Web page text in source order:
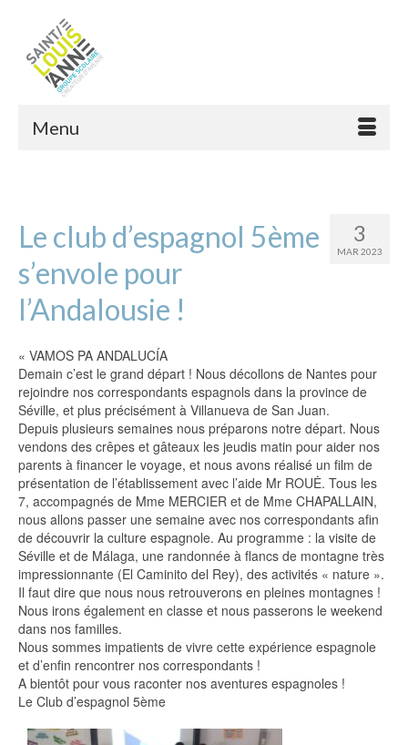
Menu
3
MAR 2023
Le club d’espagnol 5ème
s’envole pour
l’Andalousie !
« VAMOS PA ANDALUCÍA
Demain c’est le grand départ ! Nous décollons de Nantes pour
rejoindre nos correspondants espagnols dans la province de
Séville, et plus précisément à Villanueva de San Juan.
Depuis plusieurs semaines nous préparons notre départ. Nous
vendons des crêpes et gâteaux les jeudis matin pour aider nos
parents à financer le voyage, et nous avons réalisé un film de
présentation de l’établissement avec l’aide Mr ROUĖ. Tous les
7, accompagnés de Mme MERCIER et de Mme CHAPALLAIN,
nous allons passer une semaine avec nos correspondants afin
de découvrir la culture espagnole. Au programme : la visite de
Séville et de Málaga, une randonnée à flancs de montagne très
impressionnante (El Caminito del Rey), des activités « nature ».
Il faut dire que nous nous retrouverons en pleines montagnes !
Nous irons également en classe et nous passerons le weekend
dans nos familles.
Nous sommes impatients de vivre cette expérience espagnole
et d’enfin rencontrer nos correspondants !
A bientôt pour vous raconter nos aventures espagnoles !
Le Club d’espagnol 5ème